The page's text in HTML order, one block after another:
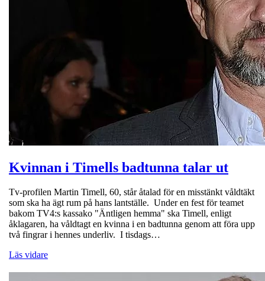
Kvinnan i Timells badtunna talar ut
Tv-profilen Martin Timell, 60, står åtalad för en misstänkt våldtäkt
som ska ha ägt rum på hans lantställe. Under en fest för teamet
bakom TV4:s kassako "Äntligen hemma" ska Timell, enligt
åklagaren, ha våldtagt en kvinna i en badtunna genom att föra upp
två fingrar i hennes underliv. I tisdags…
Läs vidare